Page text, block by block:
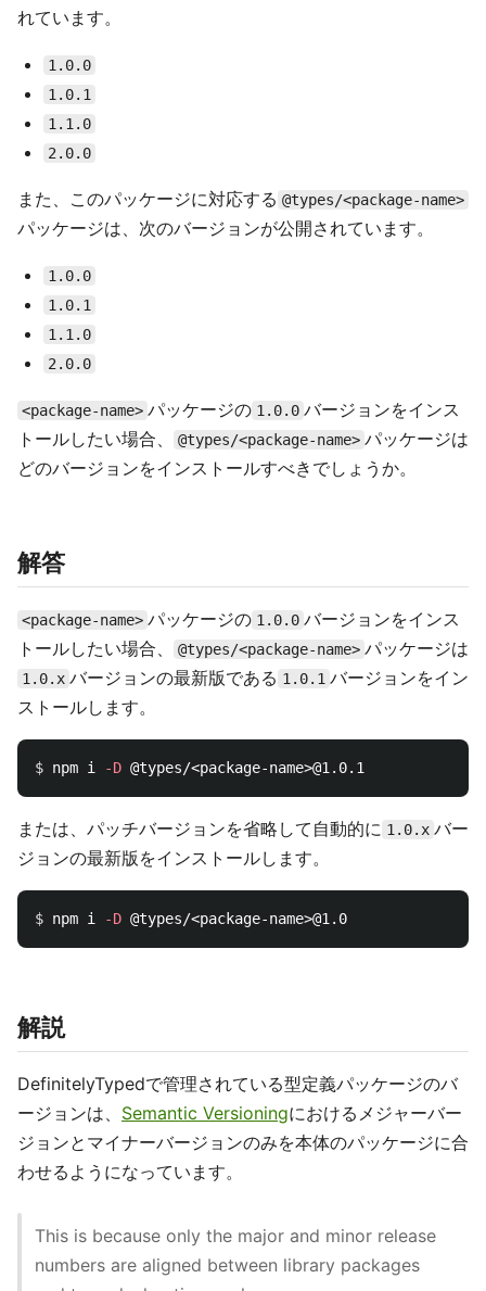
れています。
1.0.0
1.0.1
1.1.0
2.0.0
また、このパッケージに対応する @types/<package-name>
パッケージは、次のバージョンが公開されています。
1.0.0
1.0.1
1.1.0
2.0.0
<package-name> パッケージの 1.0.0 バージョンをインス
トールしたい場合、
@types/<package-name> パッケージは
どのバージョンをインストールすべきでしょうか。
解答
<package-name> パッケージの 1.0.0 バージョンをインス
トールしたい場合、
@types/<package-name> パッケージは
1.0.x バージョンの最新版である 1.0.1 バージョンをイン
ストールします。
$ npm i -D
または、パッチバージョンを省略して自動的に 1.0.x バー
ジョンの最新版をインストールします。
$ npm i -D
解説
DefinitelyTypedで管理されている型定義パッケージのバ
ージョンは、 Semantic Versioningにおけるメジャーバー
ジョンとマイナーバージョンのみを本体のパッケージに合
わせるようになっています。
This is because only the major and minor release
numbers are aligned between library packages